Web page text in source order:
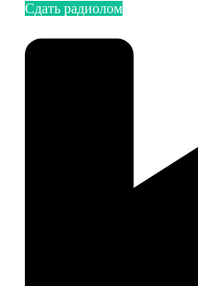
Сдать радиолом